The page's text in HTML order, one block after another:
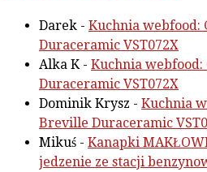
Darek - Kuchnia webfood:
Duraceramic VST072X
Alka K - Kuchnia
Duraceramic VST072X
Dominik Krysz - Kuchnia
Breville Duraceramic
Mikuś - Kanapki
jedzenie ze stacji